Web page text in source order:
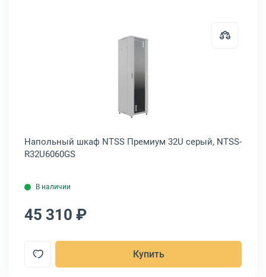
шкаф Cabeus ND-05C 18U чёрный, ND-05C-18U60/60-BK
Открыть товар: Напольный шкаф
Напольный шкаф NTSS Премиум 32U серый, NTSS-
R32U6060GS
В наличии
45 310 ₽
Купить